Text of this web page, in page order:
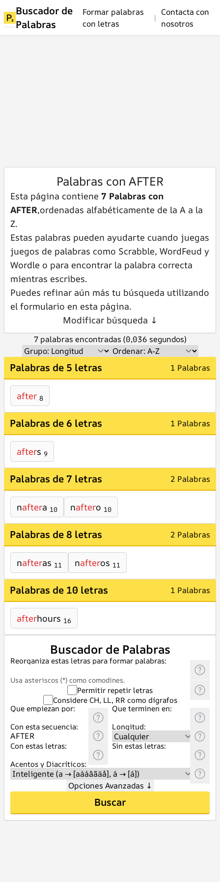
Buscador de
Palabras
Formar palabras
con letras
|
Contacta con
nosotros
Palabras con AFTER
Esta página contiene 7 Palabras con
AFTER,ordenadas alfabéticamente de la A a la
Z.
Estas palabras pueden ayudarte cuando juegas
juegos de palabras como Scrabble, WordFeud y
Wordle o para encontrar la palabra correcta
mientras escribes.
Puedes refinar aún más tu búsqueda utilizando
el formulario en esta página.
Modificar búsqueda ↓
7 palabras encontradas (0,036 segundos)
Palabras de 5 letras 1 Palabras
after 8
Palabras de 6 letras 1 Palabras
afters 9
Palabras de 7 letras 2 Palabras
naftera 10 naftero 10
Palabras de 8 letras 2 Palabras
nafteras 11 nafteros 11
Palabras de 10 letras 1 Palabras
afterhours 16
Buscador de Palabras
Reorganiza estas letras para formar palabras:
Usa asteriscos (*) como comodines.
Permitir repetir letras
Considere CH, LL, RR como dígrafos
Que empiezan por:
Que terminen en:
Con esta secuencia:
Longitud:
Con estas letras:
Sin estas letras:
Acentos y Diacríticos:
Opciones Avanzadas ↓
Buscar